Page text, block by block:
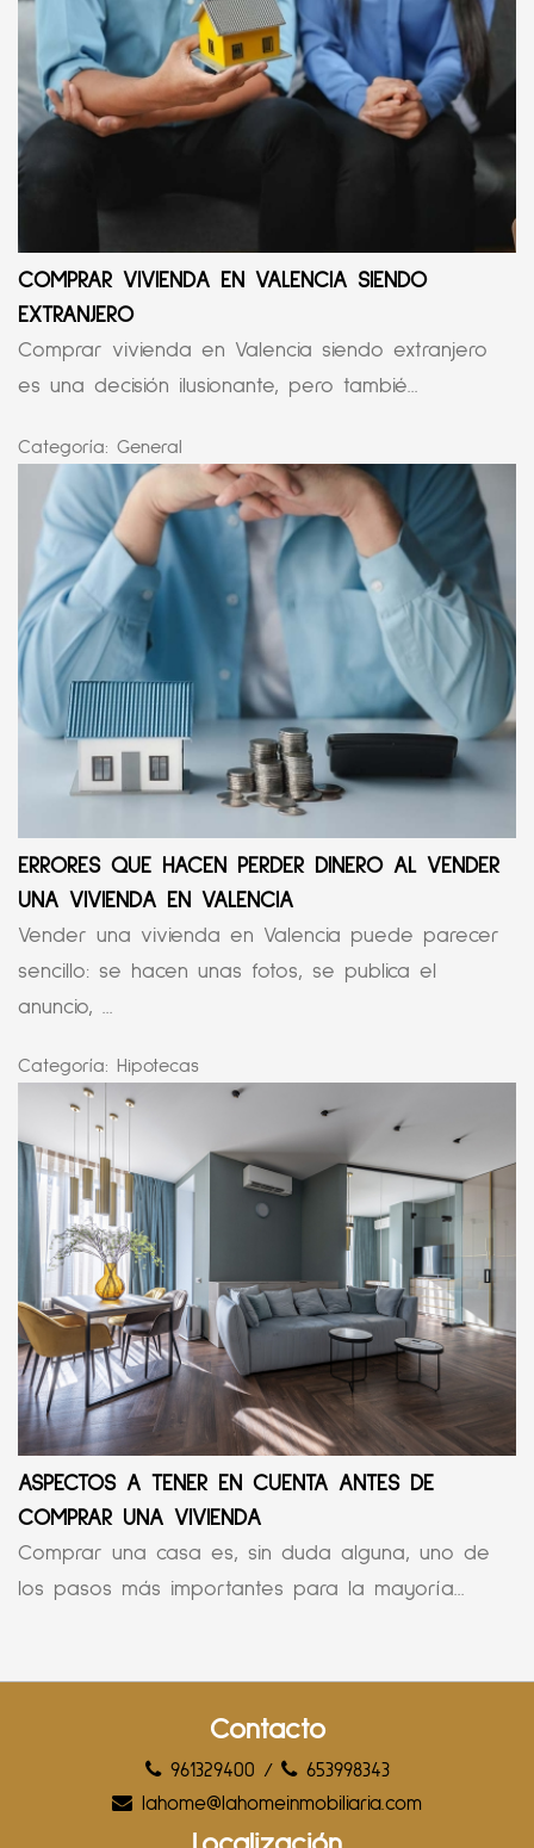
COMPRAR VIVIENDA EN VALENCIA SIENDO
EXTRANJERO
Comprar vivienda en Valencia siendo extranjero
es una decisión ilusionante, pero tambié...
Categoría: General
ERRORES QUE HACEN PERDER DINERO AL VENDER
UNA VIVIENDA EN VALENCIA
Vender una vivienda en Valencia puede parecer
sencillo: se hacen unas fotos, se publica el
anuncio, ...
Categoría: Hipotecas
ASPECTOS A TENER EN CUENTA ANTES DE
COMPRAR UNA VIVIENDA
Comprar una casa es, sin duda alguna, uno de
los pasos más importantes para la mayoría...
Contacto
961329400 /
653998343
lahome@lahomeinmobiliaria.com